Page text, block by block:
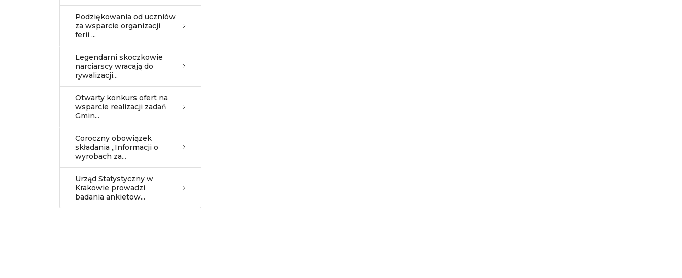
Podziękowania od uczniów
za wsparcie organizacji
ferii ...
Legendarni skoczkowie
narciarscy wracają do
rywalizacji...
Otwarty konkurs ofert na
wsparcie realizacji zadań
Gmin...
Coroczny obowiązek
składania ,,Informacji o
wyrobach za...
Urząd Statystyczny w
Krakowie prowadzi
badania ankietow...